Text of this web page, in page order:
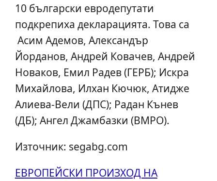
10 български евродепутати
подкрепиха декларацията. Това са
Асим Адемов, Александър
Йорданов, Андрей Ковачев, Андрей
Новаков, Емил Радев (ГЕРБ); Искра
Михайлова, Илхан Кючюк, Атидже
Алиева-Вели (ДПС); Радан Кънев
(ДБ); Ангел Джамбазки (ВМРО).
Източник: segabg.com
ЕВРОПЕЙСКИ ПРОИЗХОД НА